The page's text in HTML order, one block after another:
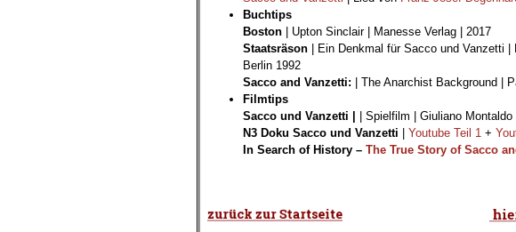
Buchtips
Boston | Upton Sinclair | Manesse Verlag | 2017
Staatsräson | Ein Denkmal für Sacco und Vanzetti
Berlin 1992
Sacco and Vanzetti: | The Anarchist Background |
Filmtips
Sacco und Vanzetti |
| Spielfilm | Giuliano
N3 Doku Sacco und Vanzetti
Youtube Teil 1 +
In Search of History – The True Story of Sacco